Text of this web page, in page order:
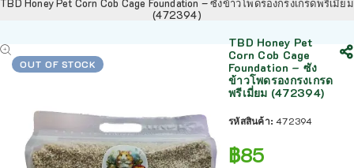
TBD Honey Pet Corn Cob Cage Foundation – ซังข้าวโพดรองกรงเกรดพรีเมี่ยม
(472394)
OUT OF STOCK
TBD Honey Pet
Corn Cob Cage
Foundation – ซัง
ข้าวโพดรองกรงเกรด
พรีเมี่ยม (472394)
รหัสสินค้า:472394
฿85